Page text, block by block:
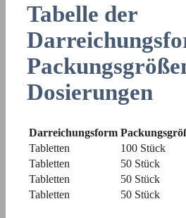
Tabelle der
Dosierungen
Darreichungsform
Tabletten
100 Stück
Tabletten
50 Stück
Tabletten
50 Stück
Tabletten
50 Stück